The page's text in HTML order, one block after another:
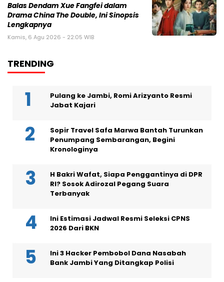
Balas Dendam Xue Fangfei dalam
Drama China The Double, Ini Sinopsis
Lengkapnya
Kamis, 6 Agu 2026 - 22:05 WIB
TRENDING
Pulang ke Jambi, Romi Arizyanto Resmi
Jabat Kajari
Sopir Travel Safa Marwa Bantah Turunkan
Penumpang Sembarangan, Begini
Kronologinya
H Bakri Wafat, Siapa Penggantinya di DPR
RI? Sosok Adirozal Pegang Suara
Terbanyak
Ini Estimasi Jadwal Resmi Seleksi CPNS
2026 Dari BKN
Ini 3 Hacker Pembobol Dana Nasabah
Bank Jambi Yang Ditangkap Polisi